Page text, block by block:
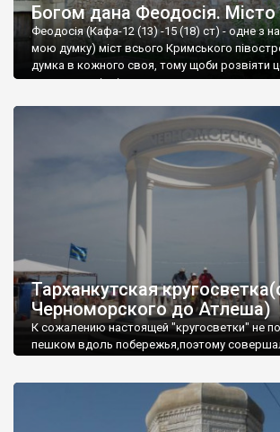
Богом дана Феодосія. Місто
Феодосія (Кафа-12 (13) -15 (18) ст) - одне з
мою думку) міст всього Кримського
думка в кожного своя, тому щоби розвіяти
запрошую відвідати це
Тарханкутская
Черноморского до Атлеша)
К сожалению настоящей "кругосветки" не
пешком вдоль побережья,поэтому